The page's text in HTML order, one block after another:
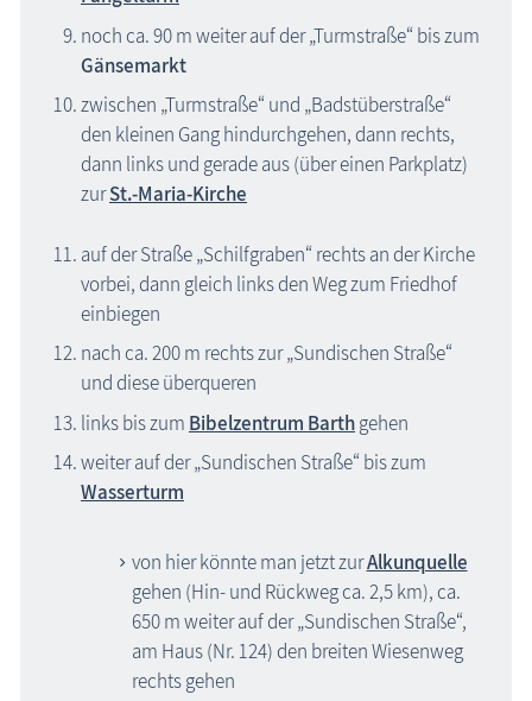
noch ca. 90 m weiter auf der „Turmstraße“ bis zum
Gänsemarkt
zwischen „Turmstraße“ und „Badstüberstraße“
den kleinen Gang hindurchgehen, dann rechts,
dann links und gerade aus (über einen Parkplatz)
zurSt.-Maria-Kirche
auf der Straße „Schilfgraben“ rechts an der Kirche
vorbei, dann gleich links den Weg zum Friedhof
einbiegen
nach ca. 200 m rechts zur „Sundischen Straße“
und diese überqueren
links bis zum Bibelzentrum Barthgehen
weiter auf der „Sundischen Straße“ bis zum
Wasserturm
von hier könnte man jetzt zurAlkunquelle
gehen (Hin- und Rückweg ca. 2,5 km), ca.
650 m weiter auf der „Sundischen Straße“,
am Haus (Nr. 124) den breiten Wiesenweg
rechts gehen